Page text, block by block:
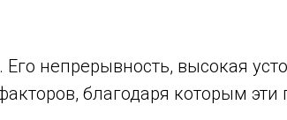
непрерывность, высокая
благодаря которым эти